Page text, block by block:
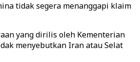
tidak segera menanggapi klaim
yang dirilis oleh Kementerian
menyebutkan Iran atau Selat